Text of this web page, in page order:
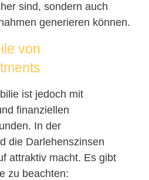
sind, sondern auch
generieren können.
von
ist jedoch mit
finanziellen
In der
die Darlehenszinsen
attraktiv macht. Es gibt
zu beachten: